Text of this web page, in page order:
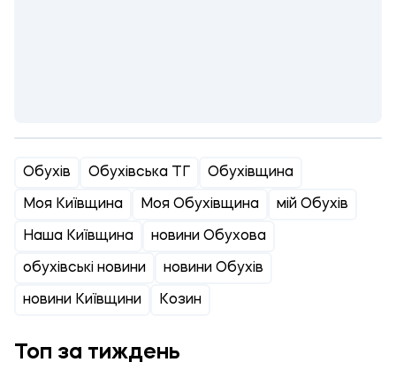
Обухів Обухівська ТГ Обухівщина
Моя Київщина Моя Обухівщина мій Обухів
Наша Київщина новини Обухова
обухівські новини новини Обухів
новини Київщини Козин
Топ за тиждень